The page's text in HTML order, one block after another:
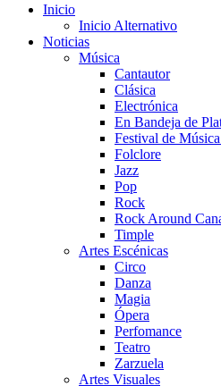
Inicio
Inicio Alternativo
Noticias
Música
Cantautor
Clásica
Electrónica
En Bandeja de
Festival de
Folclore
Jazz
Pop
Rock
Rock Around
Timple
Artes Escénicas
Circo
Danza
Magia
Ópera
Perfomance
Teatro
Zarzuela
Artes Visuales